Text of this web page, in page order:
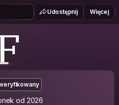
Udostępnij Więcej
od 2026